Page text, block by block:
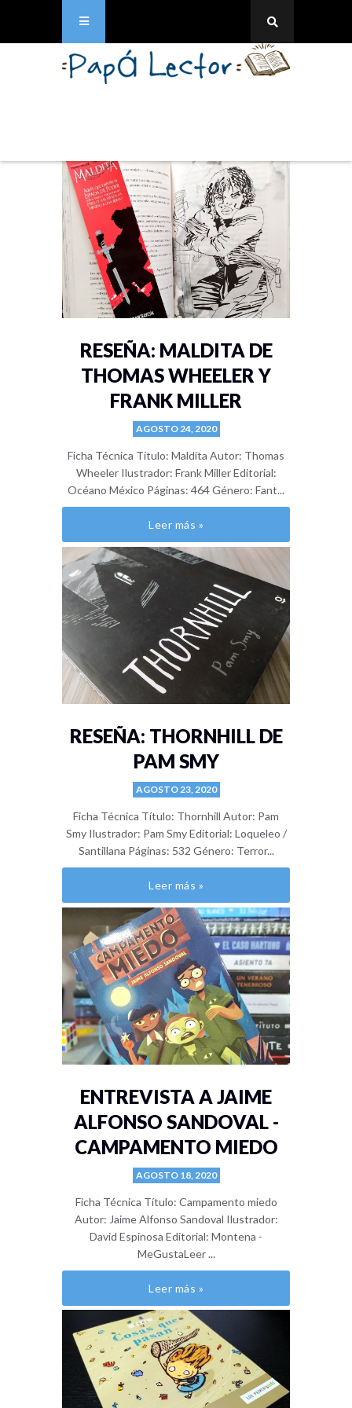
RESEÑA: MALDITA DE
THOMAS WHEELER Y
FRANK MILLER
AGOSTO 24, 2020
Ficha Técnica Título: Maldita Autor: Thomas
Wheeler Ilustrador: Frank Miller Editorial:
Océano México Páginas: 464 Género: Fant...
Leer más »
RESEÑA: THORNHILL DE
PAM SMY
AGOSTO 23, 2020
Ficha Técnica Título: Thornhill Autor: Pam
Smy Ilustrador: Pam Smy Editorial: Loqueleo /
Santillana Páginas: 532 Género: Terror...
Leer más »
ENTREVISTA A JAIME
ALFONSO SANDOVAL -
CAMPAMENTO MIEDO
AGOSTO 18, 2020
Ficha Técnica Título: Campamento miedo
Autor: Jaime Alfonso Sandoval Ilustrador:
David Espinosa Editorial: Montena -
MeGustaLeer ...
Leer más »